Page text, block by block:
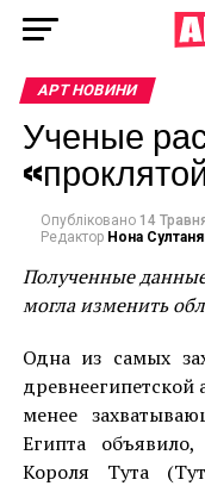
АРТ НОВИНИ
Ученые
Опубліковано 14
Редактор Нона
Полученные
могла изменить
Одна из самых
древнеегипетской
менее
Египта
Короля Тута